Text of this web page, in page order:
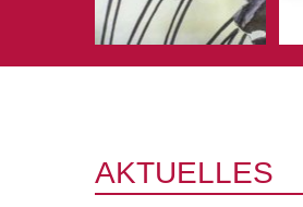
AKTUELLES